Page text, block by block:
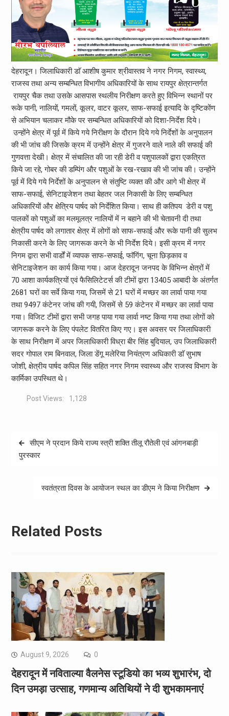
देहरादून। जिलाधिकारी डाॅ आशीष कुमार श्रीवास्तव ने नगर निगम, स्वास्थ्य,
राजस्व तथा अन्य सम्बन्धित विभागीय अधिकारियों के साथ रायपुर क्षेत्रान्तर्गत
रायपुर चैक तथा उसके आसपास स्थलीय निरीक्षण करते हुए विभिन्न स्थानों पर
रूके पानी, नालियों, गमलों, कूलर, वाटर कूलर, साफ-सफाई इत्यादि के दृष्टिकोंण
से अभियान चलाकर मौके पर सम्बन्धित अधिकारियों को दिशा-निर्देश दिये।
उन्होंने क्षेत्र में पूर्व में किये गये निरीक्षण के दौरान दिये गये निर्देशों के अनुपालन
की भी जांच की जिसके क्रम में उन्होंने क्षेत्र में गुजरने वाले नाले की सफाई की
गुणवत्ता देखी। क्षेत्र में संचालित की जा रही डेरी व पशुपालकों द्वारा एकत्रित
किये जा रहे, गोबर की डम्पिंग और पशुओं के रख-रखाव की भी जांच की। उन्होंने
पूर्व में दिये गये निर्देशों के अनुपालन से संतुष्टि व्यक्त की और आगे भी क्षेत्र में
साफ-सफाई, सेनिटाइजेशन तथा बेहतर जल निकासी के लिए सम्बन्धित
अधिकारियों और क्षेत्रिय पार्षद को निर्देशित किया। साथ ही कतिपय डेरी व पशु
पालकों को पशुओं का मलमूलत्र नालियों में न बहाने की भी चेतावनी दी तथा
क्षेत्रीय पार्षद को लगातार क्षेत्र में लोगों को साफ-सफाई और रूके पानी की सुलभ
निकासी करने के लिए जागरूक करने के भी निर्देश दिये। इसी क्रम में नगर
निगम द्वारा सभी वार्डों में व्यापक साफ-सफाई, फाॅगिंग, चूना छिड़काव व
सेनिटाइजेशन का कार्य किया गया। आज देहरादून जनपद के विभिन्न क्षेत्रों में
70 आशा कार्यकत्रियों एवं फैसिलिटेटर्स की टीमों द्वारा 13405 आबादी के अंतर्गत
2681 घरों का सर्वे किया गया, जिसमें से 21 घरों में मच्छर का लार्वा पाया गया
तथा 9497 कंटेनर जांच की गयी, जिसमें से 59 कंटेनर में मच्छर का लार्वा पाया
गया। विजिट टीमों द्वारा सभी जगह पाया गया लार्वा नष्ट किया गया तथा लोगों को
जागरूक करने के लिए पंपलेट वितरित किए गए। इस अवसर पर जिलाधिकारी
के साथ निरीक्षण में अपर जिलाधिकारी विध्रा बीर सिंह बुदियाल, उप जिलाधिकारी
सदर गोपाल राम बिनवाल, जिला डेंगू मलेरिया नियंत्रण अधिकारी डाॅ सुभाष
जोशी, क्षेत्रीय पार्षद कपिल सिंह सहित नगर निगम स्वास्थ्य और राजस्व विभाग के
कार्मिका उपस्थित थे।
Post Views: 1,128
Post
navigation
सीएम ने प्रदान किये राज्य स्त्री शक्ति तीलू रौतेली एवं आंगनबाड़ी
पुरस्कार
स्वतंत्रता दिवस के आयोजन स्थल का डीएम ने किया निरीक्षण
Related Posts
August 9, 2026 0
देहरादून में नविताल्या वैलनेस स्टूडियो का भव्य शुभारंभ, दो
दिन उमड़ा उत्साह, गणमान्य अतिथियों ने दी शुभकामनाएं